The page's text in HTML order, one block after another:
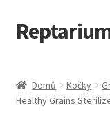
Přeskočit
na
Přejít
k
webu
Košík
Domů Kočky
Healthy Grains